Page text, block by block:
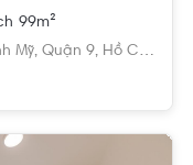
99m²
Mỹ, Quận 9, Hồ Chí Minh